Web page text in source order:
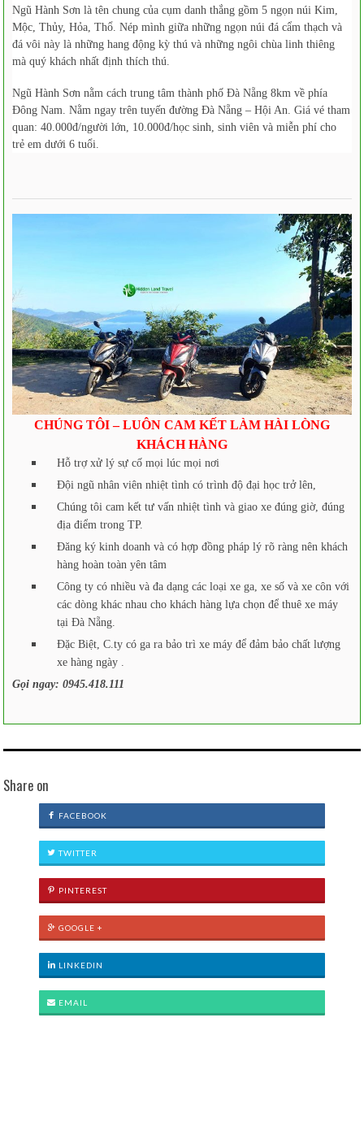
Ngũ Hành Sơn là tên chung của cụm danh thắng gồm 5 ngọn núi Kim,
Mộc, Thủy, Hỏa, Thổ. Nép mình giữa những ngọn núi đá cẩm thạch và
đá vôi này là những hang động kỳ thú và những ngôi chùa linh thiêng
mà quý khách nhất định thích thú.
Ngũ Hành Sơn nằm cách trung tâm thành phố Đà Nẵng 8km về phía
Đông Nam. Nằm ngay trên tuyến đường Đà Nẵng – Hội An. Giá vé tham
quan: 40.000đ/người lớn, 10.000đ/học sinh, sinh viên và miễn phí cho
trẻ em dưới 6 tuổi.
CHÚNG TÔI – LUÔN CAM KẾT LÀM HÀI LÒNG
KHÁCH HÀNG
Hỗ trợ xử lý sự cố mọi lúc mọi nơi
Đội ngũ nhân viên nhiệt tình có trình độ đại học trở lên,
Chúng tôi cam kết tư vấn nhiệt tình và giao xe đúng giờ, đúng
địa điểm trong TP.
Đăng ký kinh doanh và có hợp đồng pháp lý rõ ràng nên khách
hàng hoàn toàn yên tâm
Công ty có nhiều và đa dạng các loại xe ga, xe số và xe côn với
các dòng khác nhau cho khách hàng lựa chọn để thuê xe máy
tại Đà Nẵng.
Đặc Biệt, C.ty có ga ra bảo trì xe máy để đảm bảo chất lượng
xe hàng ngày .
Gọi ngay: 0945.418.111
Share on
FACEBOOK
TWITTER
PINTEREST
GOOGLE +
LINKEDIN
EMAIL